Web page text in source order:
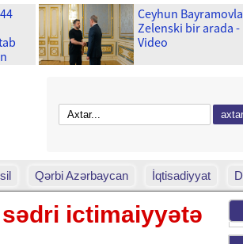
Ceyhun Bayramovla
Zelenski bir arada -
Video
Qərbi Azərbaycan İqtisadiyyat
sədri ictimaiyyətə